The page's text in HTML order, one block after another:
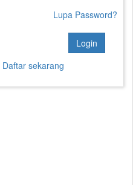
Lupa Password?
Login
Daftar sekarang